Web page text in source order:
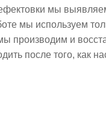
мы
мы используем
производим и
после того, как